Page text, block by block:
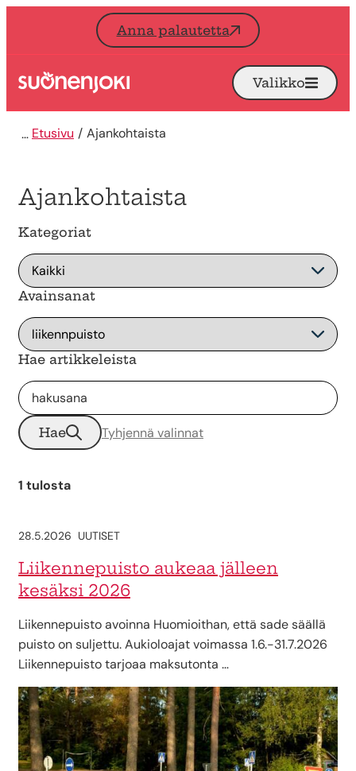
Siirry sisältöön
Anna palautetta
Etusivu Avaa
Valikko
Etusivu Ajankohtaista
Ajankohtaista
Kategoriat
Avainsanat
Hae artikkeleista
Hae Tyhjennä valinnat
1 tulosta
28.5.2026 UUTISET
Liikennepuisto aukeaa jälleen
kesäksi 2026
Liikennepuisto avoinna Huomioithan, että sade säällä
puisto on suljettu. Aukioloajat voimassa 1.6.-31.7.2026
Liikennepuisto tarjoaa maksutonta …